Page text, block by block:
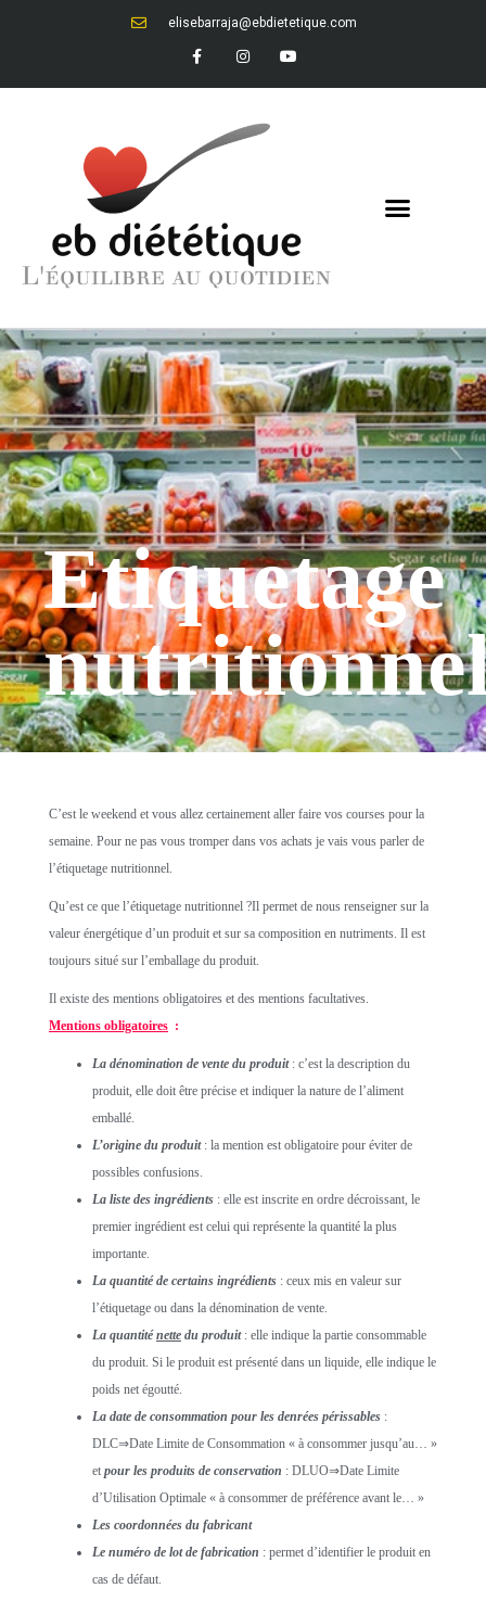
elisebarraja@ebdietetique.com
Etiquetage
C’est le weekend et vous allez certainement aller faire vos courses pour la
semaine. Pour ne pas vous tromper dans vos achats je vais vous parler de
l’étiquetage nutritionnel.
Qu’est ce que l’étiquetage nutritionnel ?Il permet de nous renseigner sur la
valeur énergétique d’un produit et sur sa composition en nutriments. Il est
toujours situé sur l’emballage du produit.
Il existe des mentions obligatoires et des mentions facultatives.
Mentions obligatoires :
La dénomination de vente du produit: c’est la description du
produit, elle doit être précise et indiquer la nature de l’aliment
emballé.
L’origine du produit: la mention est obligatoire pour éviter de
possibles confusions.
La liste des ingrédients : elle est inscrite en ordre décroissant, le
premier ingrédient est celui qui représente la quantité la plus
importante.
La quantité de certains ingrédients : ceux mis en valeur sur
l’étiquetage ou dans la dénomination de vente.
La quantiténette du produit: elle indique la partie consommable
du produit. Si le produit est présenté dans un liquide, elle indique le
poids net égoutté.
La date de consommation pour les denrées périssables :
DLC⇒Date Limite de Consommation « à consommer jusqu’au… »
et pour les produits de conservation : DLUO⇒Date Limite
d’Utilisation Optimale « à consommer de préférence avant le… »
Les coordonnées du fabricant
Le numéro de lot de fabrication : permet d’identifier le produit en
cas de défaut.